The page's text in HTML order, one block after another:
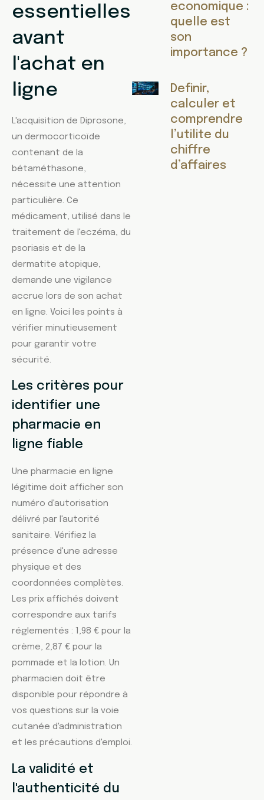
essentielles
avant
l'achat en
ligne
L'acquisition de Diprosone,
un dermocorticoïde
contenant de la
bétaméthasone,
nécessite une attention
particulière. Ce
médicament, utilisé dans le
traitement de l'eczéma, du
psoriasis et de la
dermatite atopique,
demande une vigilance
accrue lors de son achat
en ligne. Voici les points à
vérifier minutieusement
pour garantir votre
sécurité.
Les critères pour
identifier une
pharmacie en
ligne fiable
Une pharmacie en ligne
légitime doit afficher son
numéro d'autorisation
délivré par l'autorité
sanitaire. Vérifiez la
présence d'une adresse
physique et des
coordonnées complètes.
Les prix affichés doivent
correspondre aux tarifs
réglementés : 1,98 € pour la
crème, 2,87 € pour la
pommade et la lotion. Un
pharmacien doit être
disponible pour répondre à
vos questions sur la voie
cutanée d'administration
et les précautions d'emploi.
La validité et
l'authenticité du
economique :
quelle est
son
importance ?
Definir,
calculer et
comprendre
l’utilite du
chiffre
d’affaires